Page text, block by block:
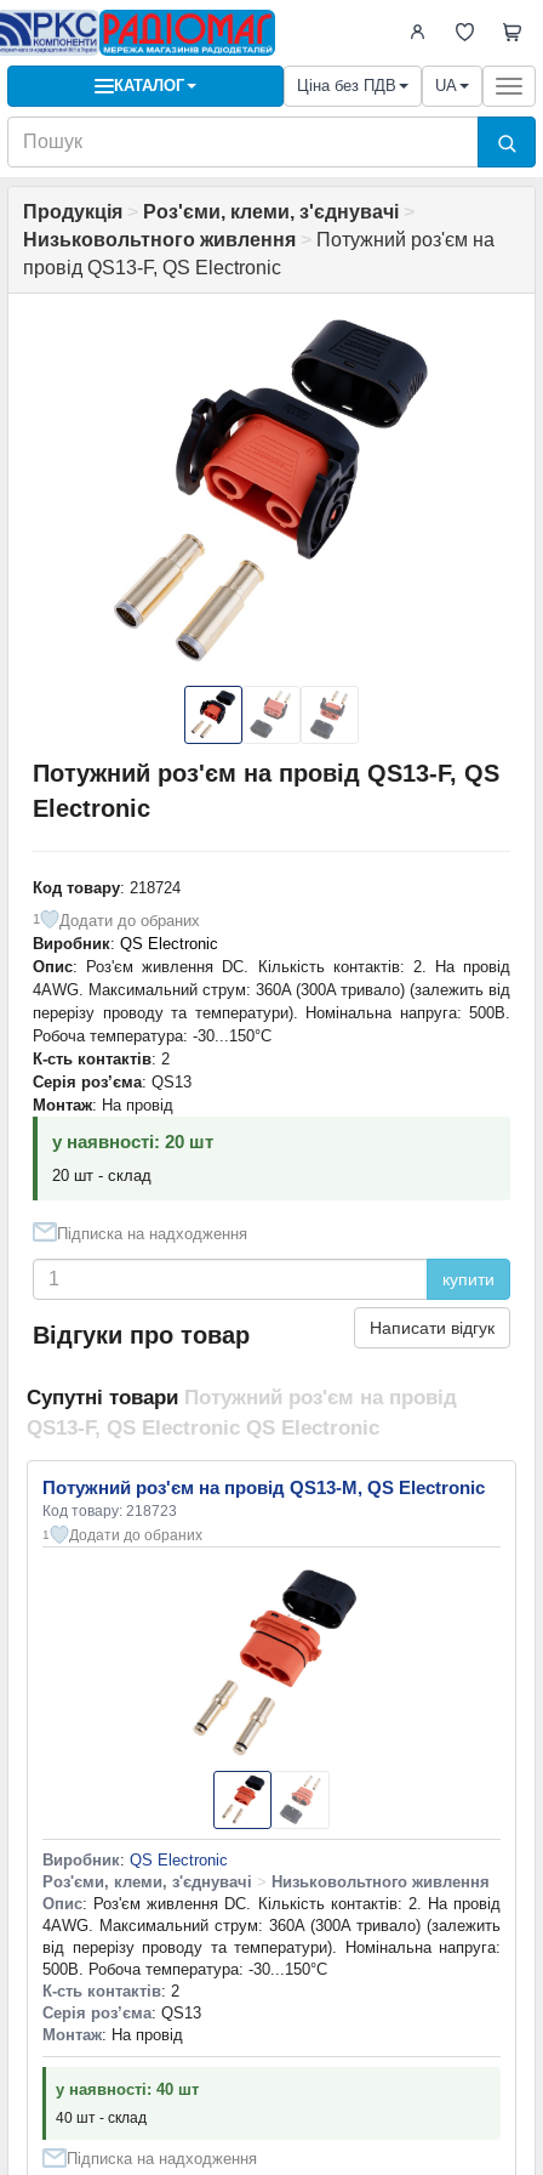
КАТАЛОГ Ціна без ПДВ UA
Продукція > Роз'єми, клеми, з'єднувачі >
Низьковольтного живлення > Потужний роз'єм на
провід QS13-F, QS Electronic
Потужний роз'єм на провід QS13-F, QS
Electronic
Код товару: 218724
1
Додати до обраних
Виробник: QS Electronic
Опис: Роз'єм живлення DC. Кількість контактів: 2. На провід
4AWG. Максимальний струм: 360A (300A тривало) (залежить від
перерізу проводу та температури). Номінальна напруга: 500В.
Робоча температура: -30...150°C
К-сть контактів: 2
Серія роз’єма: QS13
Монтаж: На провід
у наявності: 20 шт
20 шт - склад
Підписка на надходження
купити
Відгуки про товар Написати відгук
Супутні товари Потужний роз'єм на провід
QS13-F, QS Electronic QS Electronic
Потужний роз'єм на провід QS13-M, QS Electronic
Код товару: 218723
1 Додати до обраних
Виробник: QS Electronic
Роз'єми, клеми, з'єднувачі > Низьковольтного живлення
Опис: Роз'єм живлення DC. Кількість контактів: 2. На провід
4AWG. Максимальний струм: 360A (300A тривало) (залежить
від перерізу проводу та температури). Номінальна напруга:
500В. Робоча температура: -30...150°C
К-сть контактів: 2
Серія роз’єма: QS13
Монтаж: На провід
у наявності: 40 шт
40 шт - склад
Підписка на надходження